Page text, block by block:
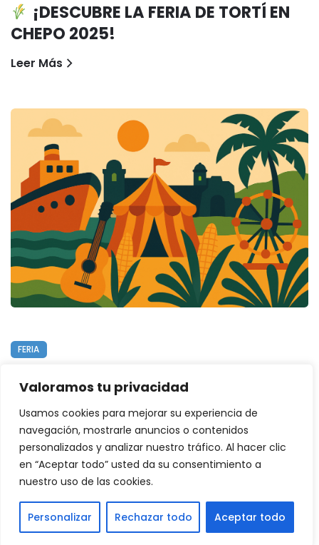
Valoramos tu privacidad
Usamos cookies para mejorar su experiencia de
navegación, mostrarle anuncios o contenidos
personalizados y analizar nuestro tráfico. Al hacer clic
en “Aceptar todo” usted da su consentimiento a
nuestro uso de las cookies.
Personalizar Rechazar todo Aceptar todo
¡DESCUBRE LA FERIA DE TORTÍ EN
CHEPO 2025!
Leer Más
FERIA
FERIA NACIONAL DE COLÓN 2025
EN BUENA VISTA, COLÓN
Leer Más
© 2025 Panamá Eventos
Política de Privacidad|Política de Cookies|Aviso Legal